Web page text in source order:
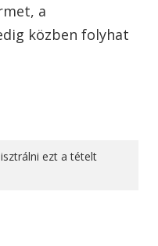
a
közben folyhat
ezt a tételt